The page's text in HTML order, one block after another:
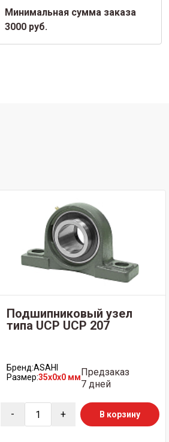
Минимальная сумма заказа
3000 руб.
Подшипниковый узел
типа UCP UCP 207
Бренд:ASAHI
Размер:35x0x0 ммПредзаказ
7 дней
- + В корзину